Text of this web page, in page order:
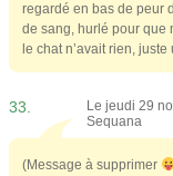
regardé en bas de peur
de sang, hurlé pour que
le chat n’avait rien,
33.
Le jeudi 29
Sequana
(Message à supprimer